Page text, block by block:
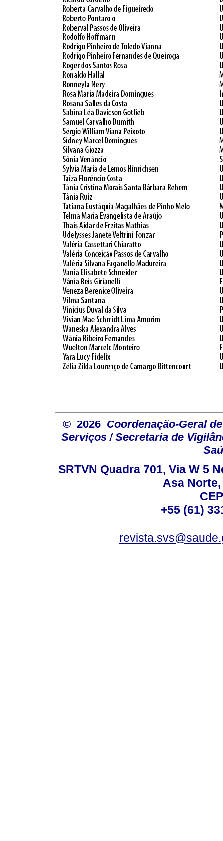
© 2026 Coordenação-Geral
Serviços / Secretaria de
SRTVN Quadra 701, Via W 5
Asa
+55 (61)